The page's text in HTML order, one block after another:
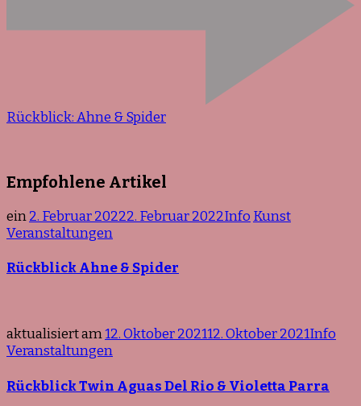
Rückblick: Ahne & Spider
Empfohlene Artikel
ein2. Februar 20222. Februar 2022Info Kunst
Veranstaltungen
Rückblick Ahne & Spider
aktualisiert am12. Oktober 202112. Oktober 2021Info
Veranstaltungen
Rückblick Twin Aguas Del Rio & Violetta Parra